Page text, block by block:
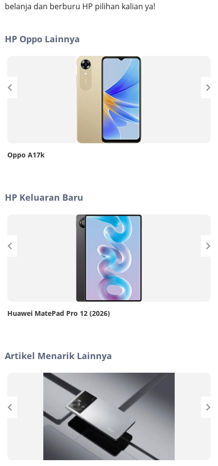
belanja dan berburu HP pilihan kalian ya!
HP Oppo Lainnya
Oppo A17k
HP Keluaran Baru
Huawei MatePad Pro 12 (2026)
Artikel Menarik Lainnya